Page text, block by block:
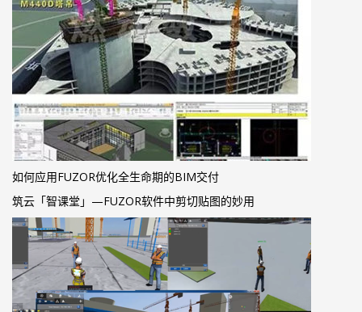
如何应用FUZOR优化全生命期的BIM交付
筑云「智课堂」—FUZOR软件中剪切贴图的妙用